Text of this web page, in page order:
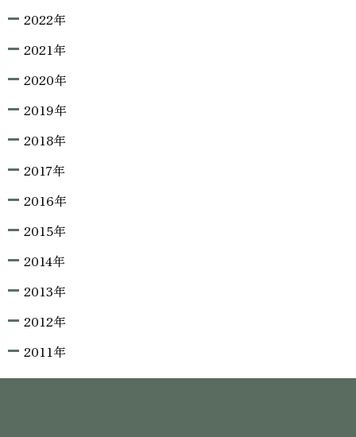
2022年
2021年
2020年
2019年
2018年
2017年
2016年
2015年
2014年
2013年
2012年
2011年